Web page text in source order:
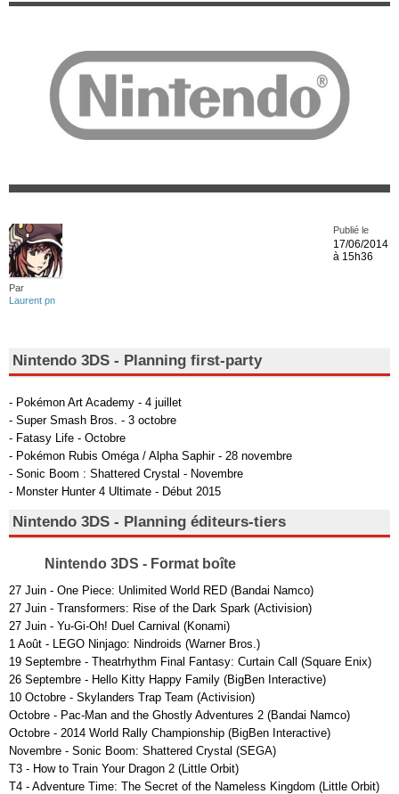
Par
Laurent pn
Publié le
17/06/2014
à 15h36
Nintendo 3DS - Planning first-party
- Pokémon Art Academy - 4 juillet
- Super Smash Bros. - 3 octobre
- Fatasy Life - Octobre
- Pokémon Rubis Oméga / Alpha Saphir - 28 novembre
- Sonic Boom : Shattered Crystal - Novembre
- Monster Hunter 4 Ultimate - Début 2015
Nintendo 3DS - Planning éditeurs-tiers
Nintendo 3DS - Format boîte
27 Juin - One Piece: Unlimited World RED (Bandai Namco)
27 Juin - Transformers: Rise of the Dark Spark (Activision)
27 Juin - Yu-Gi-Oh! Duel Carnival (Konami)
1 Août - LEGO Ninjago: Nindroids (Warner Bros.)
19 Septembre - Theatrhythm Final Fantasy: Curtain Call (Square Enix)
26 Septembre - Hello Kitty Happy Family (BigBen Interactive)
10 Octobre - Skylanders Trap Team (Activision)
Octobre - Pac-Man and the Ghostly Adventures 2 (Bandai Namco)
Octobre - 2014 World Rally Championship (BigBen Interactive)
Novembre - Sonic Boom: Shattered Crystal (SEGA)
T3 - How to Train Your Dragon 2 (Little Orbit)
T4 - Adventure Time: The Secret of the Nameless Kingdom (Little Orbit)